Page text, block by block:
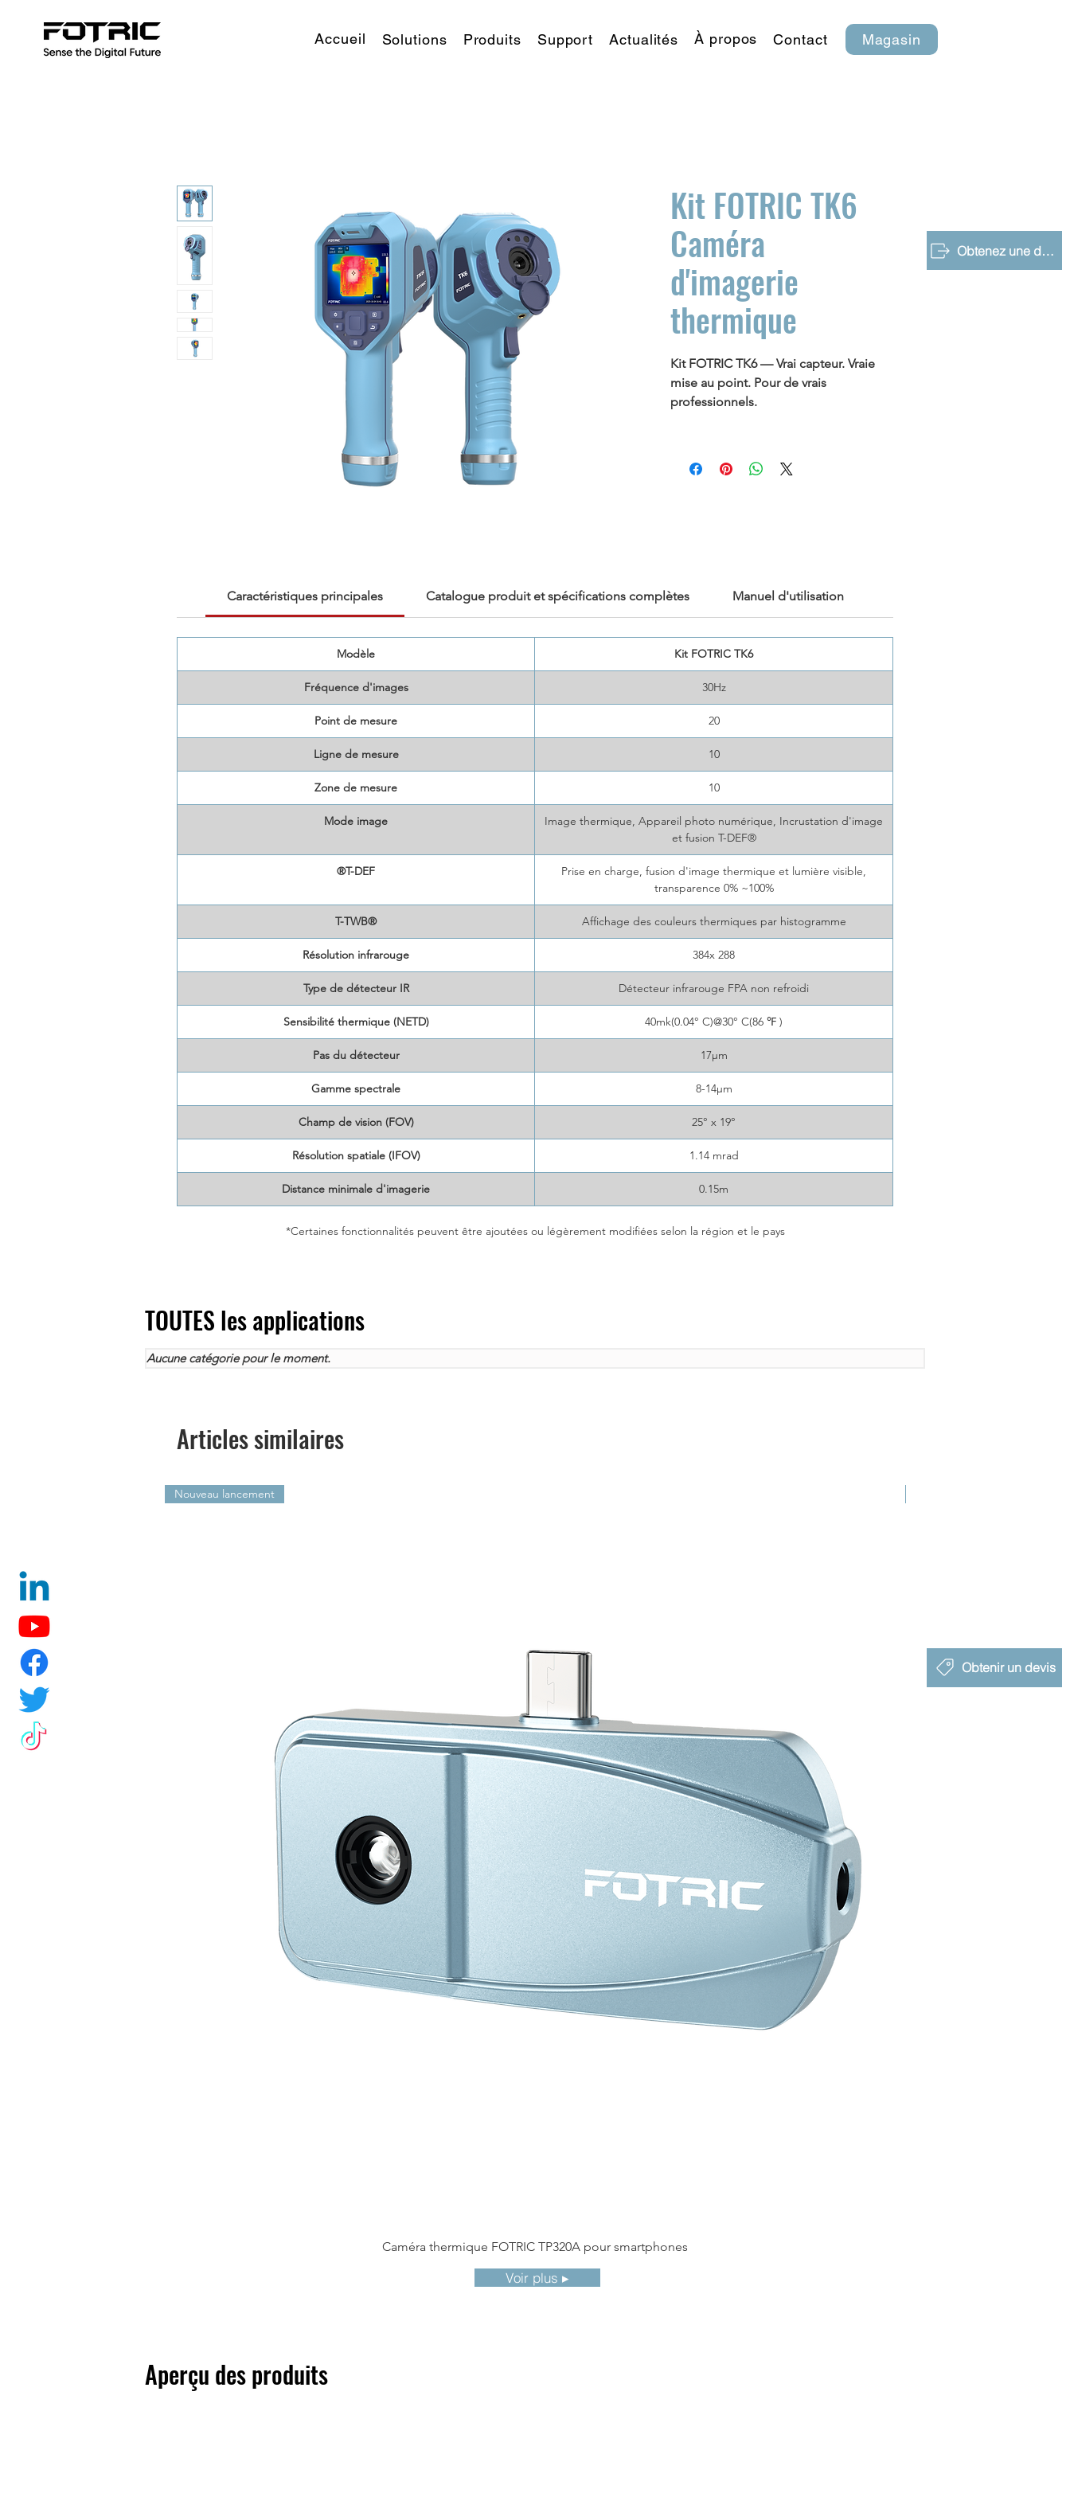
Accueil Solutions Produits Support Actualités À propos Contact Magasin
Obtenez une démo gratuite
Obtenir un devis
​Kit FOTRIC TK6
Caméra
d'imagerie
thermique
Kit FOTRIC TK6 — Vrai capteur. Vraie
mise au point. Pour de vrais
professionnels.
TK6, à partir de seulement 949 USD,
offre une véritable résolution
pour les professionnels qui exigent
Caractéristiques principales Catalogue produit et spécifications complètes Manuel d'utilisation
Modèle Kit FOTRIC TK6
Fréquence d'images 30Hz
Point de mesure 20
Ligne de mesure 10
Zone de mesure 10
Mode image
Image thermique, Appareil photo numérique, Incrustation d'image
et fusion T-DEF®
®T-DEF
Prise en charge, fusion d'image thermique et lumière visible,
transparence 0% ~100%
T-TWB® Affichage des couleurs thermiques par histogramme
Résolution infrarouge 384x 288
Type de détecteur IR Détecteur infrarouge FPA non refroidi
Sensibilité thermique (NETD) 40mk(0.04° C)@30° C(86 ℉ )
Pas du détecteur 17μm
Gamme spectrale 8-14μm
Champ de vision (FOV) 25° x 19°
Résolution spatiale (IFOV) 1.14 mrad
Distance minimale d'imagerie 0.15m
*Certaines fonctionnalités peuvent être ajoutées ou légèrement modifiées selon la région et le pays
TOUTES les applications
Aucune catégorie pour le moment.
Articles similaires
Nouveau lancement
Caméra thermique FOTRIC TP320A pour smartphones
Voir plus ▸
Aperçu des produits